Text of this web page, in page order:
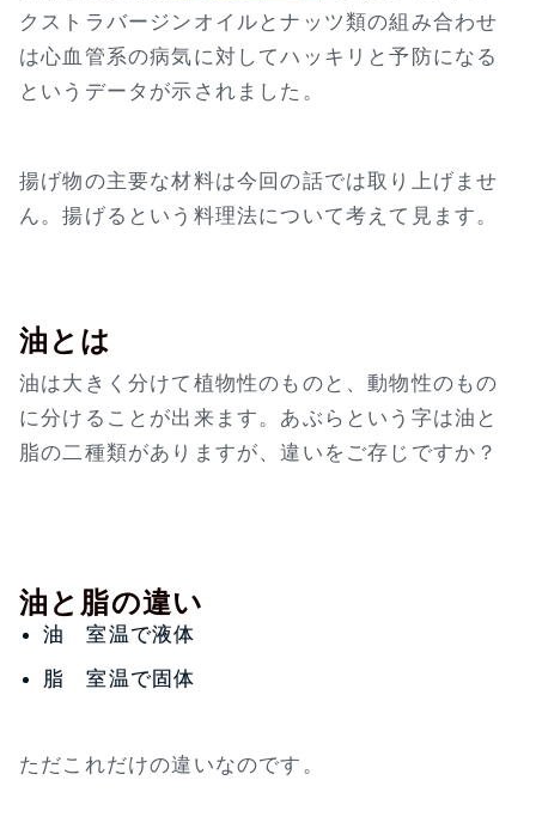
クストラバージンオイルとナッツ類の組み合わせ
は心血管系の病気に対してハッキリと予防になる
というデータが示されました。
揚げ物の主要な材料は今回の話では取り上げませ
ん。揚げるという料理法について考えて見ます。
油とは
油は大きく分けて植物性のものと、動物性のもの
に分けることが出来ます。あぶらという字は油と
脂の二種類がありますが、違いをご存じですか？
油と脂の違い
油 室温で液体
脂 室温で固体
ただこれだけの違いなのです。